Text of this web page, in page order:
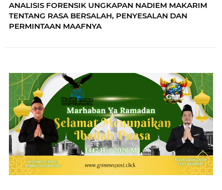
ANALISIS FORENSIK UNGKAPAN NADIEM MAKARIM
TENTANG RASA BERSALAH, PENYESALAN DAN
PERMINTAAN MAAFNYA